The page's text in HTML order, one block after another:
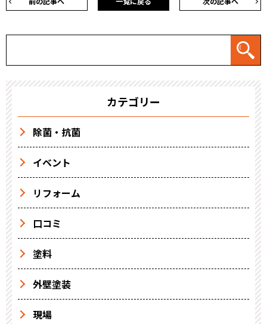
カテゴリー
除菌・抗菌
イベント
リフォーム
口コミ
塗料
外壁塗装
現場